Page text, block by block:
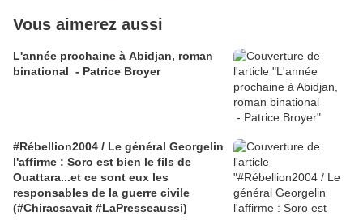
Vous aimerez aussi
L'année prochaine à Abidjan, roman
binational - Patrice Broyer
#Rébellion2004 / Le général Georgelin
l'affirme : Soro est bien le fils de
Ouattara...et ce sont eux les
responsables de la guerre civile
(#Chiracsavait #LaPresseaussi)